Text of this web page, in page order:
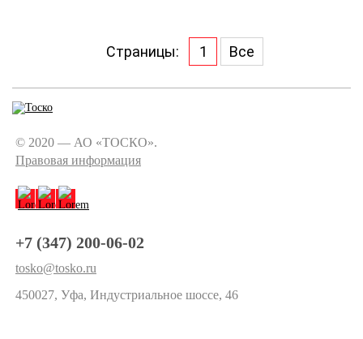
Страницы: 1 Все
© 2020 — АО «ТОСКО».
Правовая информация
+7 (347) 200-06-02
tosko@tosko.ru
450027, Уфа, Индустриальное шоссе, 46